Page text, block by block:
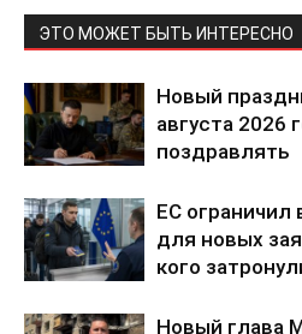
ЭТО МОЖЕТ БЫТЬ ИНТЕРЕСНО
Новый
августа 2026
поздравлять
ЕС
для новых
кого
Новый глава